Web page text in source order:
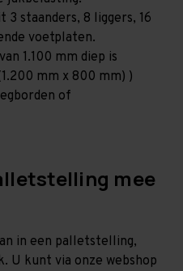
staanders, 8 liggers, 16
voetplaten.
1.100 mm diep is
mm x 800 mm) )
of
mee
in een palletstelling,
U kunt via onze webshop